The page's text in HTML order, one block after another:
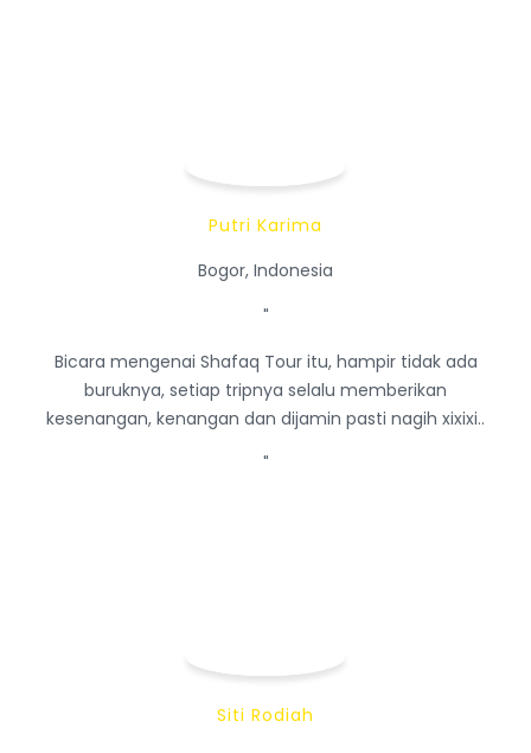
Putri Karima
Bogor, Indonesia
"
Bicara mengenai Shafaq Tour itu, hampir tidak ada
buruknya, setiap tripnya selalu memberikan
kesenangan, kenangan dan dijamin pasti nagih xixixi..
"
Siti Rodiah